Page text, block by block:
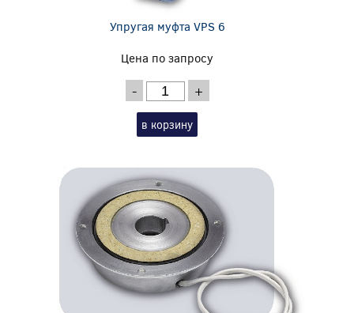
Упругая муфта VPS 6
Цена по запросу
- +
в корзину